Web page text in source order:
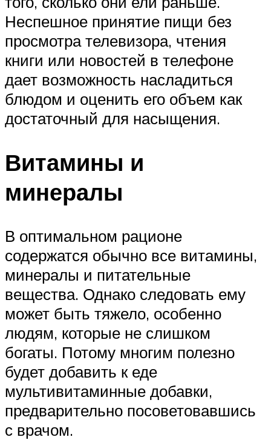
Неспешное принятие пищи без
просмотра телевизора, чтения
книги или новостей в телефоне
дает возможность насладиться
блюдом и оценить его объем как
достаточный для насыщения.
Витамины и
минералы
В оптимальном рационе
содержатся обычно все витамины,
минералы и питательные
вещества. Однако следовать ему
может быть тяжело, особенно
людям, которые не слишком
богаты. Потому многим полезно
будет добавить к еде
мультивитаминные добавки,
предварительно посоветовавшись
с врачом.